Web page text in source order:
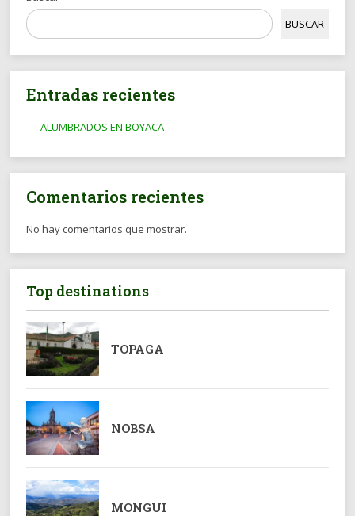
BUSCAR
Entradas recientes
ALUMBRADOS EN BOYACA
Comentarios recientes
No hay comentarios que mostrar.
Top destinations
TOPAGA
NOBSA
MONGUI